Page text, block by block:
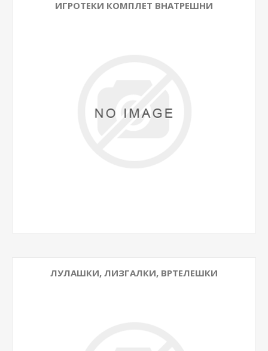
ИГРОТЕКИ КОМПЛЕТ ВНАТРЕШНИ
ЛУЛАШКИ, ЛИЗГАЛКИ, ВРТЕЛЕШКИ